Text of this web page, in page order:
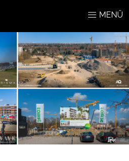
MENÜ